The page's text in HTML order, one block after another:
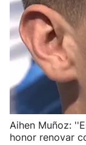
Baloncesto
Ciclismo
Herri-kirolak
Balonmano
Kirolak 360
Aihen Muñoz:
honor renovar